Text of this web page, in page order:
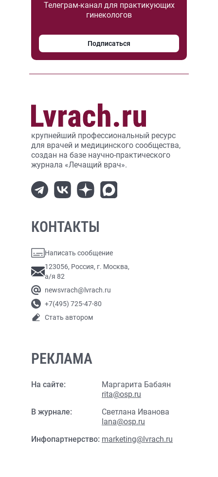
Телеграм-канал для практикующих
гинекологов
Подписаться
крупнейший профессиональный ресурс
для врачей и медицинского сообщества,
создан на базе научно-практического
журнала «Лечащий врач».
КОНТАКТЫ
Написать сообщение
123056, Россия, г. Москва,
а/я 82
newsvrach@lvrach.ru
+7(495) 725-47-80
Стать автором
РЕКЛАМА
На сайте:
Маргарита Бабаян
rita@osp.ru
В журнале:
Светлана Иванова
lana@osp.ru
Инфопартнерство: marketing@lvrach.ru